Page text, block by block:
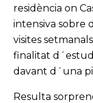
residència on
intensiva sobre
visites
finalitat
davant d´una
Resulta